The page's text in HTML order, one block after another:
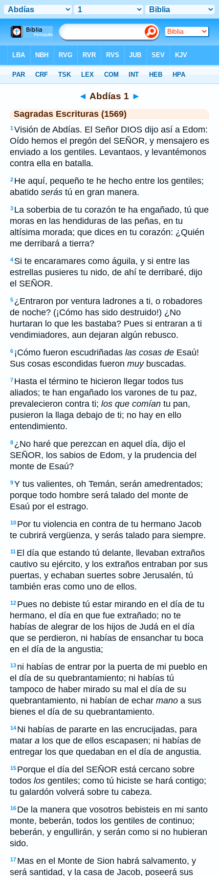
◄ Abdías 1 ►
Sagradas Escrituras (1569)
1Visión de Abdías. El Señor DIOS dijo así a Edom:
Oído hemos el pregón del SEÑOR, y mensajero es
enviado a los gentiles. Levantaos, y levantémonos
contra ella en batalla.
2 He aquí, pequeño te he hecho entre los gentiles;
abatido serás tú en gran manera.
3 La soberbia de tu corazón te ha engañado, tú que
moras en las hendiduras de las peñas, en tu
altísima morada; que dices en tu corazón: ¿Quién
me derribará a tierra?
4 Si te encaramares como águila, y si entre las
estrellas pusieres tu nido, de ahí te derribaré, dijo
el SEÑOR.
5 ¿Entraron por ventura ladrones a ti, o robadores
de noche? (¡Cómo has sido destruido!) ¿No
hurtaran lo que les bastaba? Pues si entraran a ti
vendimiadores, aun dejaran algún rebusco.
6 ¡Cómo fueron escudriñadas las cosas de Esaú!
Sus cosas escondidas fueron muybuscadas.
7 Hasta el término te hicieron llegar todos tus
aliados; te han engañado los varones de tu paz,
prevalecieron contra ti; los que comían tu pan,
pusieron la llaga debajo de ti; no hay en ello
entendimiento.
8 ¿No haré que perezcan en aquel día, dijo el
SEÑOR, los sabios de Edom, y la prudencia del
monte de Esaú?
9Y tus valientes, oh Temán, serán amedrentados;
porque todo hombre será talado del monte de
Esaú por el estrago.
10 Por tu violencia en contra de tu hermano Jacob
te cubrirá vergüenza, y serás talado para siempre.
11 El día que estando tú delante, llevaban extraños
cautivo su ejército, y los extraños entraban por sus
puertas, y echaban suertes sobre Jerusalén, tú
también eras como uno de ellos.
12 Pues no debiste tú estar mirando en el día de tu
hermano, el día en que fue extrañado; no te
habías de alegrar de los hijos de Judá en el día
que se perdieron, ni habías de ensanchar tu boca
en el día de la angustia;
13 ni habías de entrar por la puerta de mi pueblo en
el día de su quebrantamiento; ni habías tú
tampoco de haber mirado su mal el día de su
quebrantamiento, ni habían de echar mano a sus
bienes el día de su quebrantamiento.
14 Ni habías de pararte en las encrucijadas, para
matar a los que de ellos escapasen; ni habías de
entregar los que quedaban en el día de angustia.
15 Porque el día del SEÑOR está cercano sobre
todos los gentiles; como tú hiciste se hará contigo;
tu galardón volverá sobre tu cabeza.
16 De la manera que vosotros bebisteis en mi santo
monte, beberán, todos los gentiles de continuo;
beberán, y engullirán, y serán como si no hubieran
sido.
17 Mas en el Monte de Sion habrá salvamento, y
será santidad, y la casa de Jacob, poseerá sus